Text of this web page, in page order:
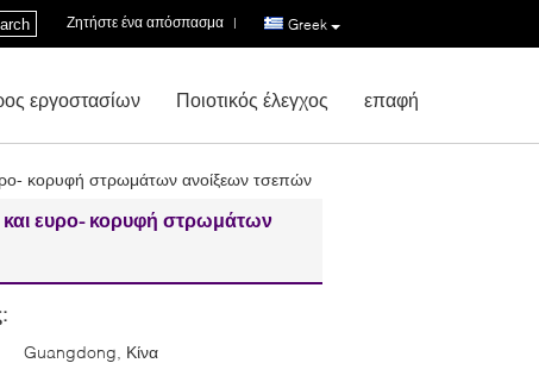
Greek
Ζητήστε ένα απόσπασμα |
εργοστασίων Ποιοτικός έλεγχος επαφή
κορυφή στρωμάτων ανοίξεων τσεπών
και ευρο- κορυφή στρωμάτων
Guangdong, Κίνα